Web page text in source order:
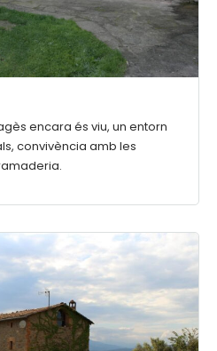
encara és viu, un entorn
convivència amb les